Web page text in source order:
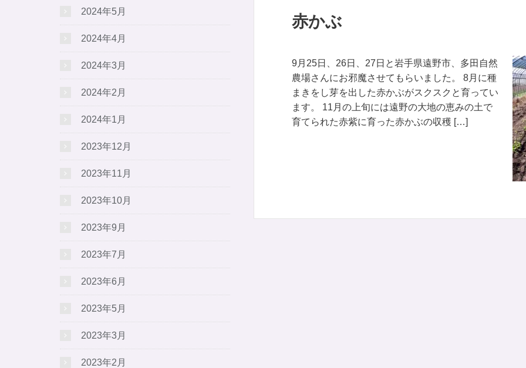
赤かぶ
9月25日、26日、27日と岩手県遠野市、多田自然
農場さんにお邪魔させてもらいました。 8月に種
まきをし芽を出した赤かぶがスクスクと育ってい
ます。 11月の上旬には遠野の大地の恵みの土で
育てられた赤紫に育った赤かぶの収穫 […]
2024年5月
2024年4月
2024年3月
2024年2月
2024年1月
2023年12月
2023年11月
2023年10月
2023年9月
2023年7月
2023年6月
2023年5月
2023年3月
2023年2月